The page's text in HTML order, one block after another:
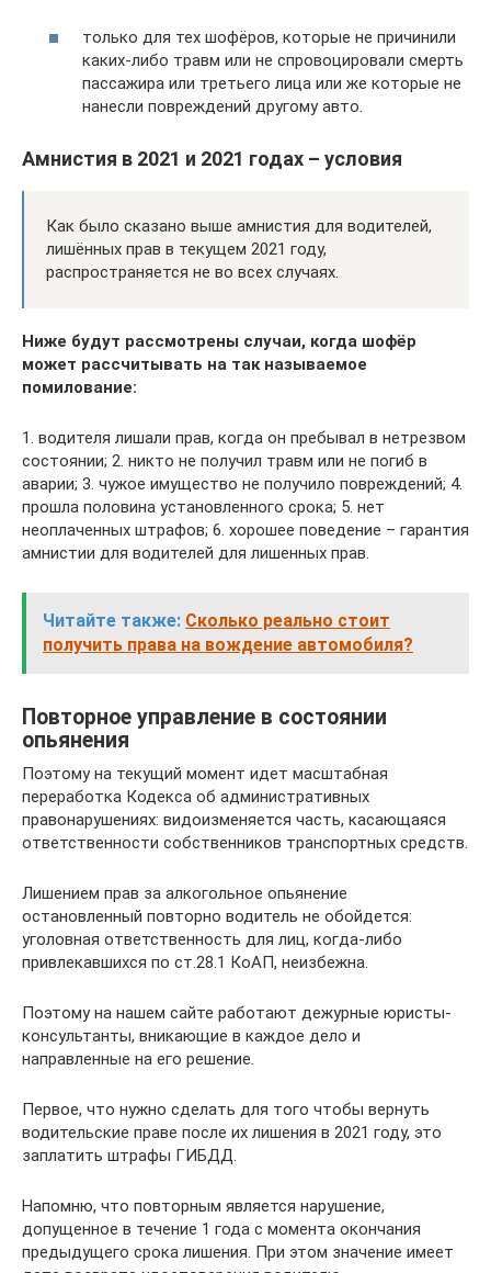
только для тех шофёров, которые не причинили
каких-либо травм или не спровоцировали смерть
пассажира или третьего лица или же которые не
нанесли повреждений другому авто.
Амнистия в 2021 и 2021 годах – условия
Как было сказано выше амнистия для водителей,
лишённых прав в текущем 2021 году,
распространяется не во всех случаях.
Ниже будут рассмотрены случаи, когда шофёр
может рассчитывать на так называемое
помилование:
1. водителя лишали прав, когда он пребывал в нетрезвом
состоянии; 2. никто не получил травм или не погиб в
аварии; 3. чужое имущество не получило повреждений; 4.
прошла половина установленного срока; 5. нет
неоплаченных штрафов; 6. хорошее поведение – гарантия
амнистии для водителей для лишенных прав.
Читайте также: Сколько реально стоит
получить права на вождение автомобиля?
Повторное управление в состоянии
опьянения
Поэтому на текущий момент идет масштабная
переработка Кодекса об административных
правонарушениях: видоизменяется часть, касающаяся
ответственности собственников транспортных средств.
Лишением прав за алкогольное опьянение
остановленный повторно водитель не обойдется:
уголовная ответственность для лиц, когда-либо
привлекавшихся по ст.28.1 КоАП, неизбежна.
Поэтому на нашем сайте работают дежурные юристы-
консультанты, вникающие в каждое дело и
направленные на его решение.
Первое, что нужно сделать для того чтобы вернуть
водительские праве после их лишения в 2021 году, это
заплатить штрафы ГИБДД.
Напомню, что повторным является нарушение,
допущенное в течение 1 года с момента окончания
предыдущего срока лишения. При этом значение имеет